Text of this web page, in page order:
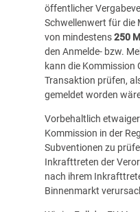
öffentlicher
Schwellenwert für die
von mindestens250
den Anmelde- bzw.
kann die Kommission
Transaktion prüfen,
gemeldet worden
Vorbehaltlich
Kommission in der
Subventionen zu
Inkrafttreten der
nach ihrem
Binnenmarkt